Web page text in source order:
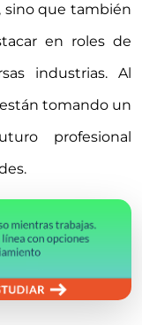
sino que también
en roles de
industrias. Al
tomando un
profesional